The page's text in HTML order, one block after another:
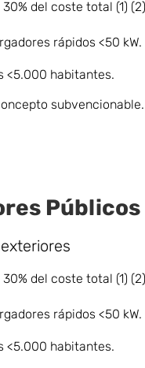
30% del coste total (1)
<5.000 habitantes.
rápidos <50 kW.
subvencionable.
Públicos
30% del coste total (1)
<5.000 habitantes.
rápidos <50 kW.